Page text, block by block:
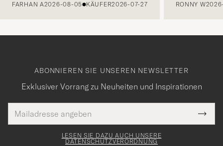
FARHAN A2026-08-05 KÄUFER2026-07-27 RONNY W
ABONNIEREN SIE UNSEREN NEWSLETTER
Exklusiver Vorrang zu Neuheiten und Inspirationen
Mail
Adresse
Tack
för
LESEN SIE DAZU AUCH UNSERE
DATENSCHUTZVERORDNUNG